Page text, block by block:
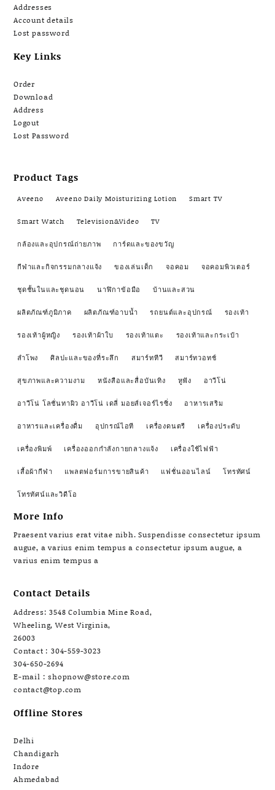
Addresses
Account details
Lost password
Key Links
Order
Download
Address
Logout
Lost Password
Product Tags
Aveeno Aveeno Daily Moisturizing Lotion Smart TV
Smart Watch Television&Video TV
กล้องและอุปกรณ์ถ่ายภาพ การ์ดและของขวัญ
กีฬาและกิจกรรมกลางแจ้ง ของเล่นเด็ก จอคอม จอคอมพิวเตอร์
ชุดชั้นในและชุดนอน นาฬิกาข้อมือ บ้านและสวน
ผลิตภัณฑ์ภูมิภาค ผลิตภัณฑ์อาบน้ำ รถยนต์และอุปกรณ์ รองเท้า
รองเท้าผู้หญิง รองเท้าผ้าใบ รองเท้าแตะ รองเท้าและกระเป๋า
ลำโพง ศิลปะและของที่ระลึก สมาร์ททีวี สมาร์ทวอทช์
สุขภาพและความงาม หนังสือและสื่อบันเทิง หูฟัง อาวีโน่
อาวีโน่ โลชั่นทาผิว อาวีโน่ เดลี่ มอยส์เจอร์ไรซิ่ง อาหารเสริม
อาหารและเครื่องดื่ม อุปกรณ์ไอที เครื่องดนตรี เครื่องประดับ
เครื่องพิมพ์ เครื่องออกกำลังกายกลางแจ้ง เครื่องใช้ไฟฟ้า
เสื้อผ้ากีฬา แพลตฟอร์มการขายสินค้า แฟชั่นออนไลน์ โทรทัศน์
โทรทัศน์และวิดีโอ
More Info
Praesent varius erat vitae nibh. Suspendisse consectetur ipsum
augue, a varius enim tempus a consectetur ipsum augue, a
varius enim tempus a
Contact Details
Address: 3548 Columbia Mine Road,
Wheeling, West Virginia,
26003
Contact : 304-559-3023
304-650-2694
E-mail : shopnow@store.com
contact@top.com
Offline Stores
Delhi
Chandigarh
Indore
Ahmedabad